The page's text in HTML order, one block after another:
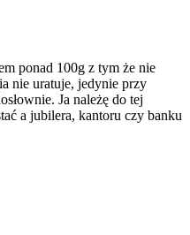
ponad 100g z tym że nie
nie uratuje, jedynie przy
Ja należę do tej
a jubilera, kantoru czy banku